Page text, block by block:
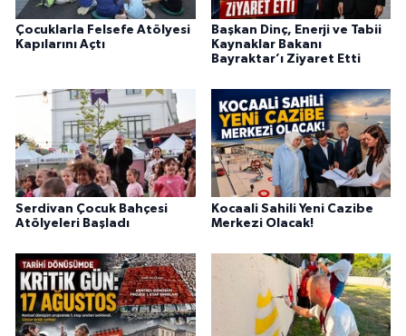
Çocuklarla Felsefe Atölyesi
Kapılarını Açtı
Başkan Dinç, Enerji ve Tabii
Kaynaklar Bakanı
Bayraktar’ı Ziyaret Etti
Serdivan Çocuk Bahçesi
Atölyeleri Başladı
Kocaali Sahili Yeni Cazibe
Merkezi Olacak!